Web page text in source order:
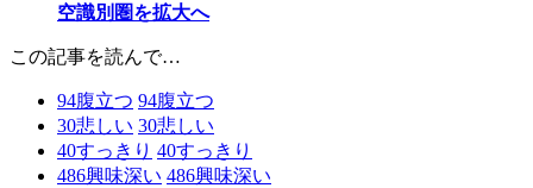
空識別圏を拡大へ
この記事を読んで…
94腹立つ 94腹立つ
30悲しい 30悲しい
40すっきり 40すっきり
486興味深い 486興味深い